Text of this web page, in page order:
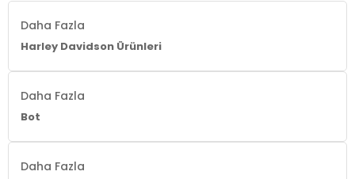
Daha Fazla
Harley Davidson Ürünleri
Daha Fazla
Bot
Daha Fazla